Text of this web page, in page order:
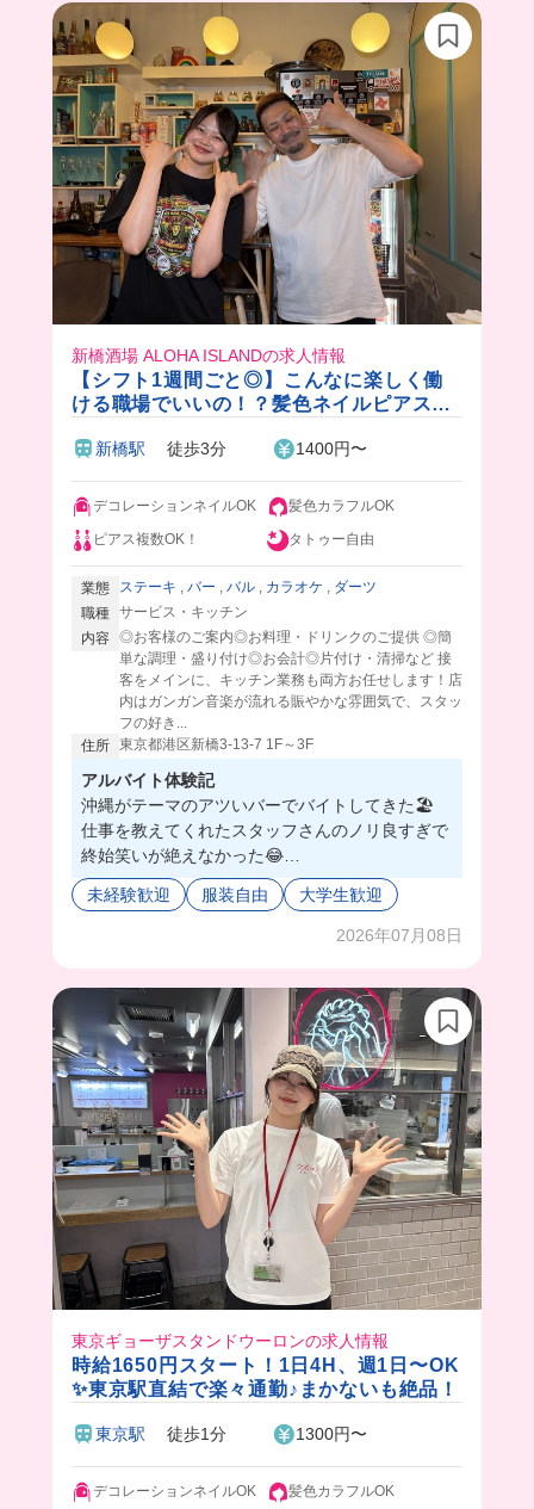
まかないはランチメニューから出てくるっぽい❣️
今回はタコライスを食べたよ💖
新橋酒場 ALOHA ISLANDの求人情報
【シフト1週間ごと◎】こんなに楽しく働
ける職場でいいの！？髪色ネイルピアス服
し💓新橋駅 徒歩3分 1400円〜
デコレーションネイルOK
髪色カラフルOK
ピアス複数OK！
タトゥー自由
業態 ステーキ , バー , バル , カラオケ , ダーツ
職種 サービス・キッチン
内容 ◎お客様のご案内◎お料理・ドリンクのご提供 ◎簡
単な調理・盛り付け◎お会計◎片付け・清掃など 接
客をメインに、キッチン業務も両方お任せします！店
内はガンガン音楽が流れる賑やかな雰囲気で、スタッ
フの好き...
住所 東京都港区新橋3-13-7 1F～3F
アルバイト体験記
沖縄がテーマのアツいバーでバイトしてきた🏖️
仕事を教えてくれたスタッフさんのノリ良すぎで
終始笑いが絶えなかった😂
オーナーさんは飲食店をいくつか出していて、や
る気があれば店長にもなれるし新しく店をやる事
よ！！
ちゃんと評価してくれるし、オーナーさんもスタ
ッフさんも見た目怖いのに、気遣いと面白さがあ
って魅力的なお店でした😭
未経験歓迎 服装自由 大学生歓迎
2026年07月08日
東京ギョーザスタンドウーロンの求人情報
時給1650円スタート！1日4H、週1日〜OK
✨東京駅直結で楽々通勤♪まかないも絶品！
東京駅 徒歩1分 1300円〜
デコレーションネイルOK 髪色カラフルOK